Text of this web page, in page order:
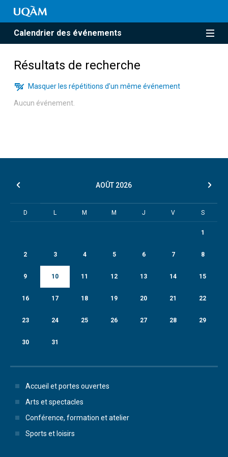
Calendrier des événements
Résultats de recherche
Masquer les répétitions d’un même événement
Aucun événement.
AOÛT 2026
D L M M J V S
1
2 3 4 5 6 7 8
9 10 11 12 13 14 15
16 17 18 19 20 21 22
23 24 25 26 27 28 29
30 31
Accueil et portes ouvertes
Arts et spectacles
Conférence, formation et atelier
Sports et loisirs